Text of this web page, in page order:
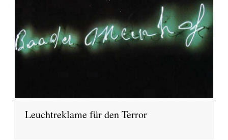
Leuchtreklame für den Terror